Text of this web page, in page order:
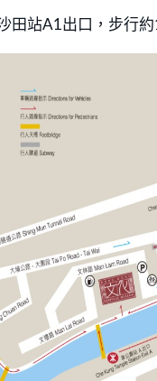
田站A1出口，步行約